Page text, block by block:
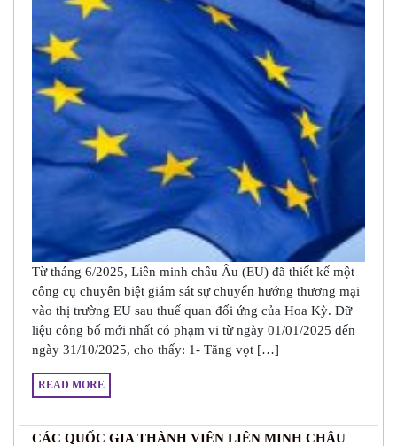
Từ tháng 6/2025, Liên minh châu Âu (EU) đã thiết kế một
công cụ chuyên biệt giám sát sự chuyển hướng thương mại
vào thị trường EU sau thuế quan đối ứng của Hoa Kỳ. Dữ
liệu công bố mới nhất có phạm vi từ ngày 01/01/2025 đến
ngày 31/10/2025, cho thấy: 1- Tăng vọt […]
READ MORE
CÁC QUỐC GIA THÀNH VIÊN LIÊN MINH CHÂU